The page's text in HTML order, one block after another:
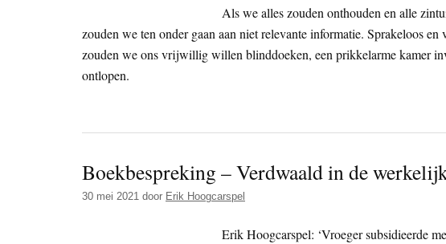
Als we alles zouden onthouden en alle
zouden we ten onder gaan aan niet relevante informatie. Sprakeloos
zouden we ons vrijwillig willen blinddoeken, een prikkelarme kamer
ontlopen.
Boekbespreking – Verdwaald in de
30 mei 2021 door Erik Hoogcarspel
Erik Hoogcarspel: ‘Vroeger subsidieerde